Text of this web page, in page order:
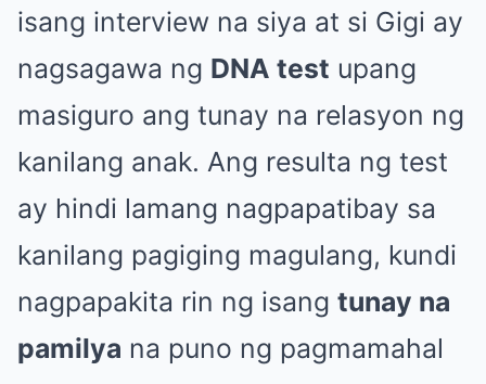
isang interview na siya at si Gigi ay
nagsagawa ng DNA test upang
masiguro ang tunay na relasyon ng
kanilang anak. Ang resulta ng test
ay hindi lamang nagpapatibay sa
kanilang pagiging magulang, kundi
nagpapakita rin ng isang tunay na
pamilya na puno ng pagmamahal